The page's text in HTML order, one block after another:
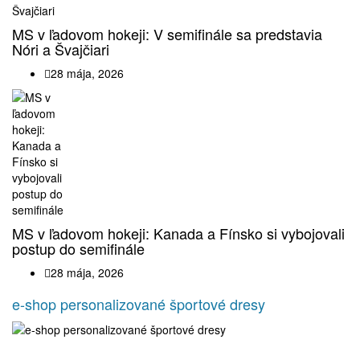
MS v ľadovom hokeji: V semifinále sa predstavia
Nóri a Švajčiari
28 mája, 2026
MS v ľadovom hokeji: Kanada a Fínsko si vybojovali
postup do semifinále
28 mája, 2026
e-shop personalizované športové dresy